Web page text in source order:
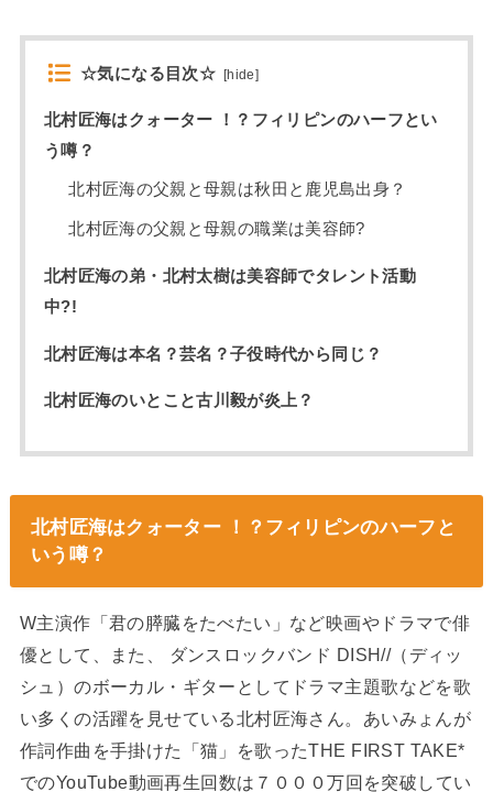
☆気になる目次☆ [hide]
北村匠海はクォーター ！？フィリピンのハーフとい
う噂？
北村匠海の父親と母親は秋田と鹿児島出身？
北村匠海の父親と母親の職業は美容師?
北村匠海の弟・北村太樹は美容師でタレント活動
中?!
北村匠海は本名？芸名？子役時代から同じ？
北村匠海のいとこと古川毅が炎上？
北村匠海はクォーター ！？フィリピンのハーフと
いう噂？
W主演作「君の膵臓をたべたい」など映画やドラマで俳
優として、また、 ダンスロックバンド DISH//（ディッ
シュ）のボーカル・ギターとしてドラマ主題歌などを歌
い多くの活躍を見せている北村匠海さん。あいみょんが
作詞作曲を手掛けた「猫」を歌ったTHE FIRST TAKE*
でのYouTube動画再生回数は７０００万回を突破してい